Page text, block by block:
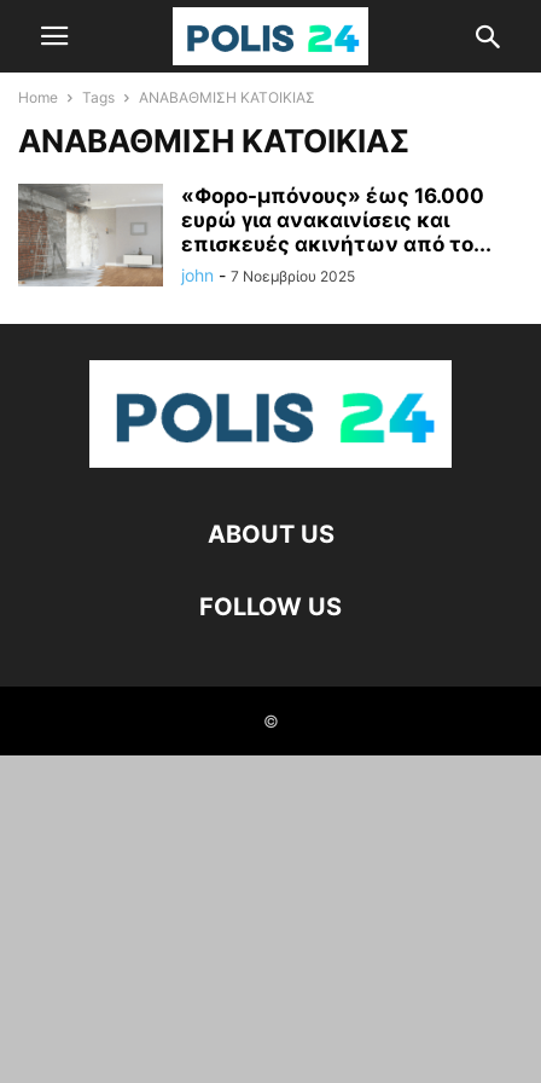
Home Tags ΑΝΑΒΑΘΜΙΣΗ ΚΑΤΟΙΚΙΑΣ
ΑΝΑΒΑΘΜΙΣΗ ΚΑΤΟΙΚΙΑΣ
«Φορο-μπόνους» έως 16.000
ευρώ για ανακαινίσεις και
επισκευές ακινήτων από το...
john - 7 Νοεμβρίου 2025
ABOUT US
FOLLOW US
©